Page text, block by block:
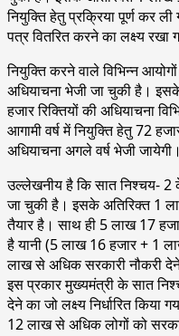
नियुक्ति हेतु प्रक्रिया पूर्ण कर
पत्र वितरित करने का लक्ष्य रखा
नियुक्ति करने वाले विभिन्न
अधियाचना भेजी जा चुकी है।
हजार रिक्तियों की अधियाचना
आगामी वर्ष में नियुक्ति हेतु 72
अधियाचना अगले वर्ष भेजी जायेगी।
उल्लेखनीय है कि सात निश्चय- 2
जा चुकी है। इसके अतिरिक्त 1
तैयार है। साथ ही 5 लाख 17
है यानी (5 लाख 16 हजार + 1
लाख से अधिक सरकारी नौकरी
इस प्रकार मुख्यमंत्री के सात
देने का जो लक्ष्य निर्धारित
12 लाख से अधिक लोगों को